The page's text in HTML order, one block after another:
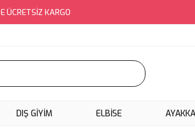
ÜCRETSİZ KARGO
DIŞ GİYİM ELBİSE